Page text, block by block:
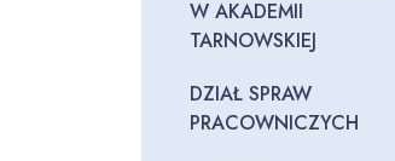
W AKADEMII
TARNOWSKIEJ
DZIAŁ SPRAW
PRACOWNICZYCH